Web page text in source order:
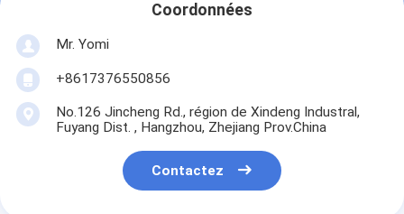
Coordonnées
Mr. Yomi
+8617376550856
No.126 Jincheng Rd., région de Xindeng Industral,
Fuyang Dist. , Hangzhou, Zhejiang Prov.China
Contactez